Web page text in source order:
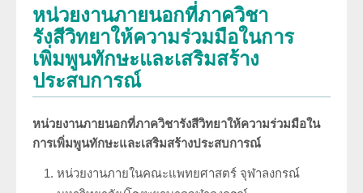
ด้านวิจัย ด้านการบริการวิชาการ
งานด้านประกันคุณภาพ QA และ HA
บุคลากรของภาควิชา/ฝ่ายรังสีวิทยา
อาจารย์พิเศษ
แพทย์ประจำบ้านต่อยอด
แพทย์ประจำบ้าน
การบริการ
ทุนวิจัยและเงินสนับสนุน
จริยธรรมการวิจัย
ความรู้สำหรับประชาชน
หน่วยงานภายนอกที่ภาควิชา
รังสีวิทยาให้ความร่วมมือในการ
เพิ่มพูนทักษะและเสริมสร้าง
ประสบการณ์
หน่วยงานภายนอกที่ภาควิชารังสีวิทยาให้ความร่วมมือใน
การเพิ่มพูนทักษะและเสริมสร้างประสบการณ์
หน่วยงานภายในคณะแพทยศาสตร์ จุฬาลงกรณ์